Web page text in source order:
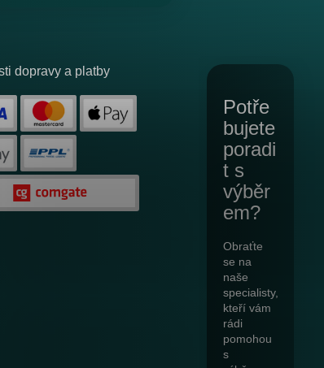
dopravy a platby
Potře
bujete
poradi
t s
výběr
em?
Obraťte
se na
naše
specialisty,
kteří vám
rádi
pomohou
s